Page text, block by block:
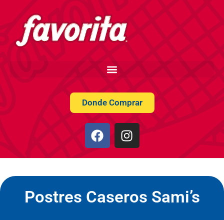
Donde Comprar
Postres Caseros Sami’s